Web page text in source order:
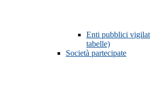
Enti pubblici
tabelle)
Società partecipate